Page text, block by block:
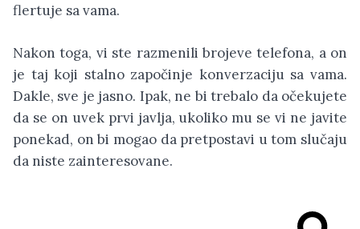
flertuje sa vama.
Nakon toga, vi ste razmenili brojeve telefona, a on
je taj koji stalno započinje konverzaciju sa vama.
Dakle, sve je jasno. Ipak, ne bi trebalo da očekujete
da se on uvek prvi javlja, ukoliko mu se vi ne javite
ponekad, on bi mogao da pretpostavi u tom slučaju
da niste zainteresovane.